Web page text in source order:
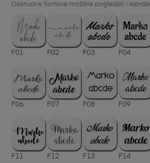
Dostupne fontove možete pogledati i
F01 F02 F03 F04
F06 F07 F08 F09
F11 F12 F13 F14